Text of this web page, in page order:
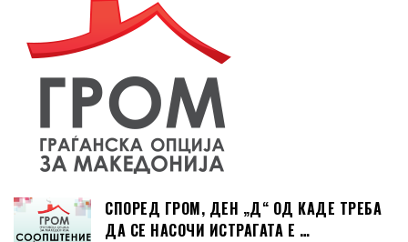
СПОРЕД ГРОМ, ДЕН „Д“ ОД КАДЕ ТРЕБА
ДА СЕ НАСОЧИ ИСТРАГАТА Е …